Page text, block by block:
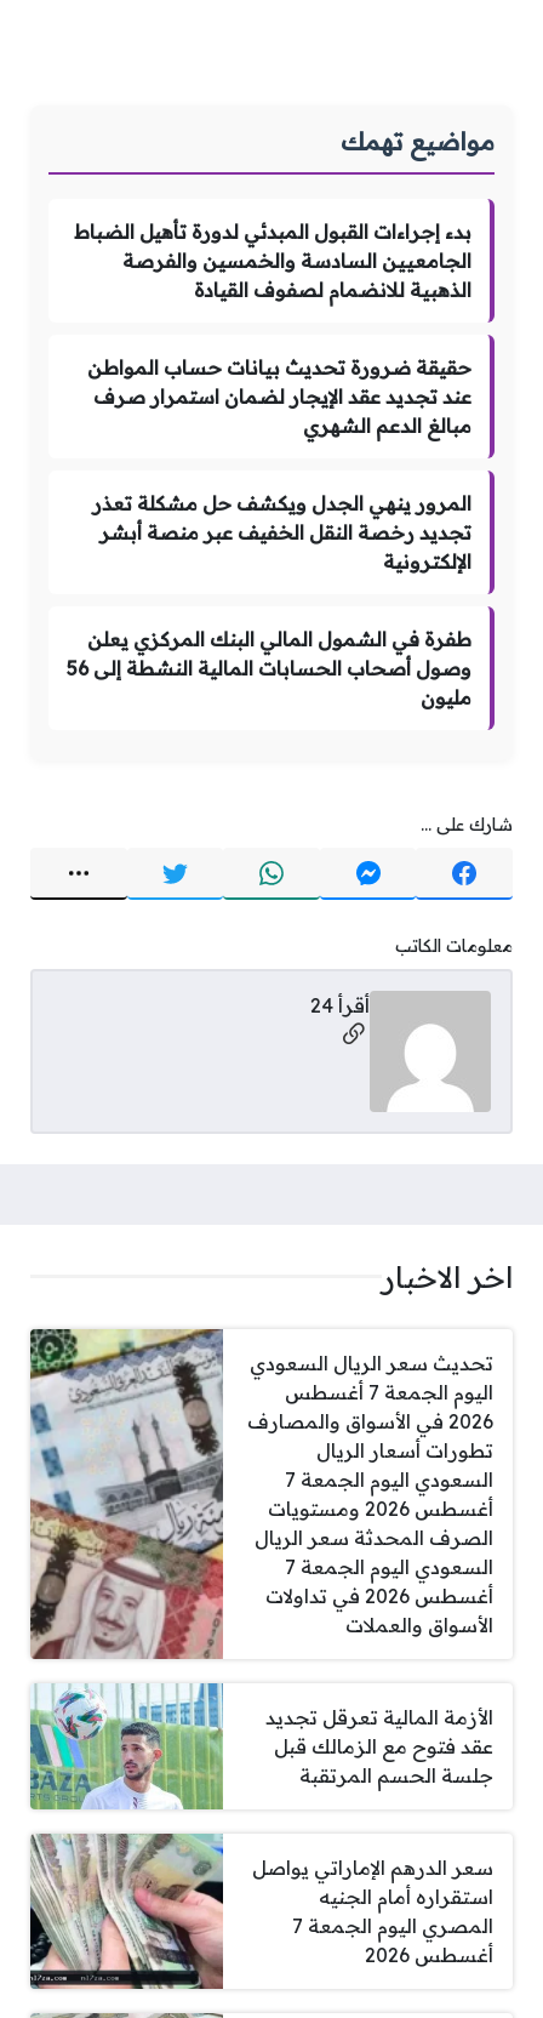
مواضيع تهمك
بدء إجراءات القبول المبدئي لدورة تأهيل الضباط
الجامعيين السادسة والخمسين والفرصة
الذهبية للانضمام لصفوف القيادة
حقيقة ضرورة تحديث بيانات حساب المواطن
عند تجديد عقد الإيجار لضمان استمرار صرف
مبالغ الدعم الشهري
المرور ينهي الجدل ويكشف حل مشكلة تعذر
تجديد رخصة النقل الخفيف عبر منصة أبشر
الإلكترونية
طفرة في الشمول المالي البنك المركزي يعلن
وصول أصحاب الحسابات المالية النشطة إلى 56
مليون
شارك على ...
معلومات الكاتب
أقرأ 24
مواقع التواصل
اخر الاخبار
تحديث سعر الريال السعودي
اليوم الجمعة 7 أغسطس
2026 في الأسواق والمصارف
تطورات أسعار الريال
السعودي اليوم الجمعة 7
أغسطس 2026 ومستويات
الصرف المحدثة سعر الريال
السعودي اليوم الجمعة 7
أغسطس 2026 في تداولات
الأسواق والعملات
الأزمة المالية تعرقل تجديد
عقد فتوح مع الزمالك قبل
جلسة الحسم المرتقبة
سعر الدرهم الإماراتي يواصل
استقراره أمام الجنيه
المصري اليوم الجمعة 7
أغسطس 2026